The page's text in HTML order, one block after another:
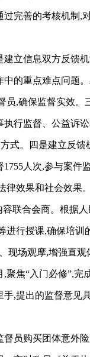
完善的考核机制,
立信息双方反馈
的重点难点问题
员,确保监督实效。
行监督、公益诉
式。四是建立反馈
人次,参与案件
效果和社会效果。
联合会商。根据
行授课,确保培训
现场观摩,增强直
聚焦“入门必修”,完
,提出的监督意见
员购买团体意外